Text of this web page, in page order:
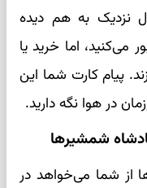
نزدیک به هم دیده
می‌کنید، اما خرید یا
پیام کارت شما این
در هوا نگه دارید.
شمشیرها
از شما می‌خواهد در